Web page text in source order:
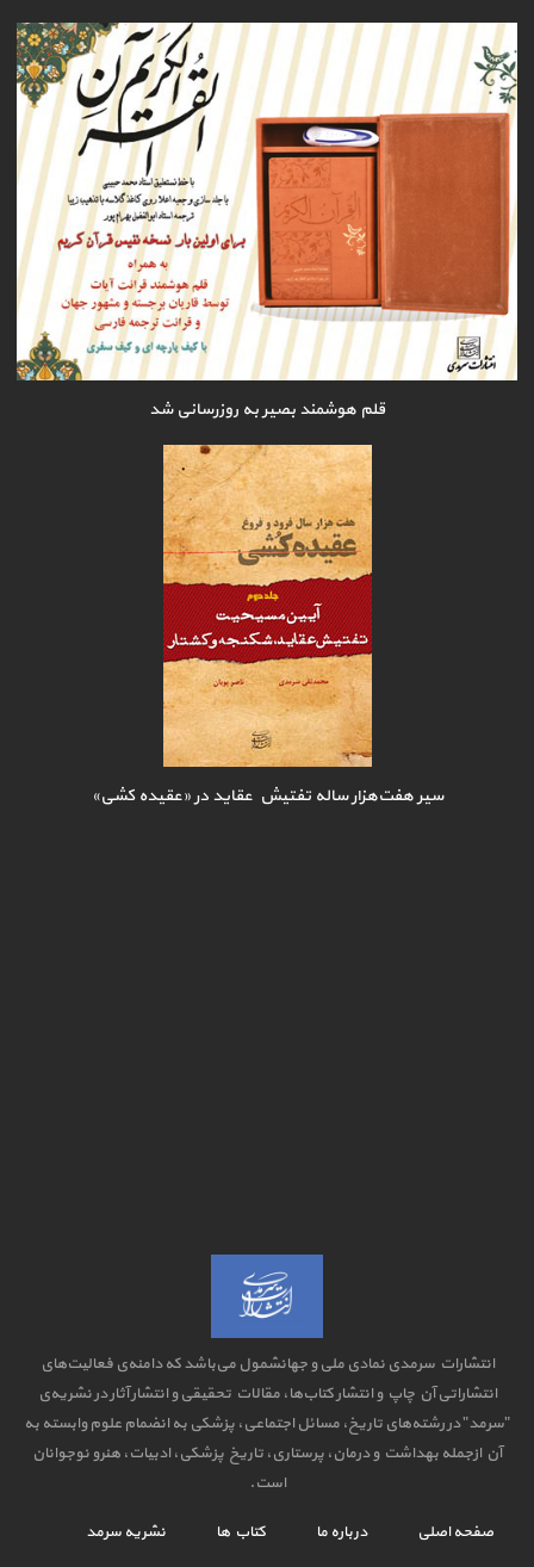
قلم هوشمند بصیر به روزرسانی شد
سیر هفت‌هزار ساله تفتیش عقاید در «عقیده کشی»
انتشارات سرمدی نمادی ملی و جهانشمول می‌باشد که دامنه‌ی فعالیت‌های
انتشاراتی آن چاپ و انتشار کتاب‌ها، مقالات تحقیقی و انتشار آثار در نشریه‌ی
"سرمد" در رشته‌های تاریخ، مسائل اجتماعی، پزشکی به انضمام علوم وابسته به
آن ازجمله بهداشت و درمان، پرستاری، تاریخ پزشکی، ادبیات، هنرو نوجوانان
است.
صفحه اصلی درباره ما کتاب ها
نشریه سرمد